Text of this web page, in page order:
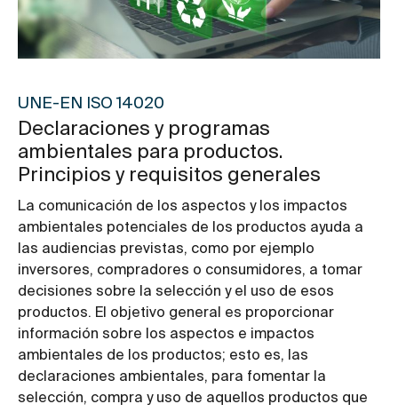
UNE-EN ISO 14020
Declaraciones y programas
ambientales para productos.
Principios y requisitos generales
La comunicación de los aspectos y los impactos
ambientales potenciales de los productos ayuda a
las audiencias previstas, como por ejemplo
inversores, compradores o consumidores, a tomar
decisiones sobre la selección y el uso de esos
productos. El objetivo general es proporcionar
información sobre los aspectos e impactos
ambientales de los productos; esto es, las
declaraciones ambientales, para fomentar la
selección, compra y uso de aquellos productos que